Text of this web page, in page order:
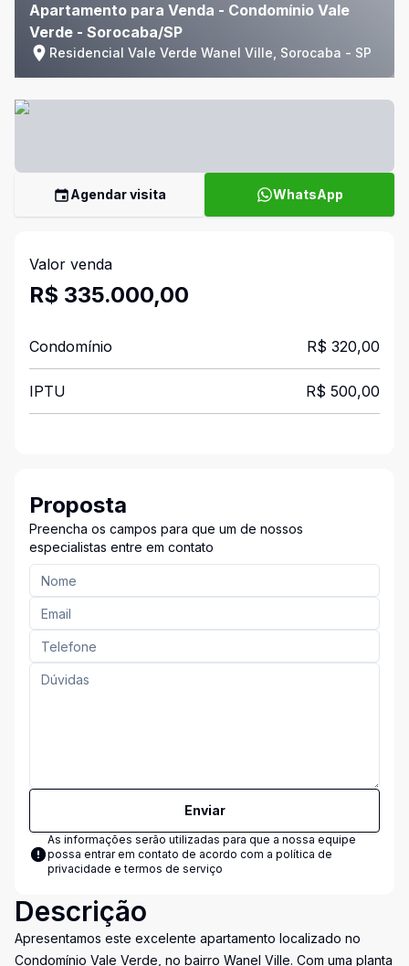
Apartamento para Venda - Condomínio Vale
Verde - Sorocaba/SP
Residencial Vale Verde Wanel Ville, Sorocaba - SP
Agendar visita WhatsApp
Valor venda
R$ 335.000,00
Condomínio R$ 320,00
IPTU R$ 500,00
Proposta
Preencha os campos para que um de nossos
especialistas entre em contato
Enviar
As informações serão utilizadas para que a nossa equipe
possa entrar em contato de acordo com a política de
privacidade e termos de serviço
Descrição
Apresentamos este excelente apartamento localizado no
Condomínio Vale Verde, no bairro Wanel Ville. Com uma planta